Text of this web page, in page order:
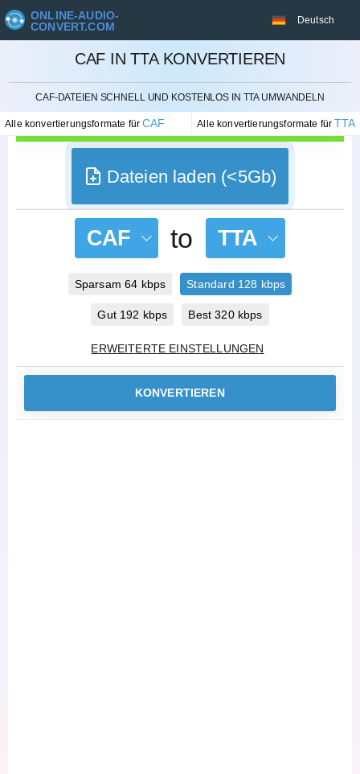
ONLINE-AUDIO-
CONVERT.COM
Deutsch
CAF IN TTA KONVERTIEREN
CAF-DATEIEN SCHNELL UND KOSTENLOS IN TTA UMWANDELN
Alle konvertierungsformate fürCAF Alle konvertierungsformate fürTTA
STORNIEREN
Dateien laden (<5Gb)
CAF to TTA
Sparsam 64 kbps Standard 128 kbps
Gut 192 kbps Best 320 kbps
ERWEITERTE EINSTELLUNGEN
KONVERTIEREN